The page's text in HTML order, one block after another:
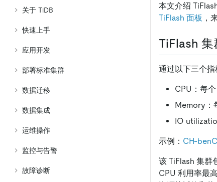
关于 TiDB
快速上手
应用开发
部署标准集群
数据迁移
数据集成
运维操作
监控与告警
故障诊断
本文介绍
TiFlash 面板 ，
TiFlash
通过以下三个指
CPU：每
Memory：
IO
示例： CH-
该 TiFlash 集群
CPU 利用率最